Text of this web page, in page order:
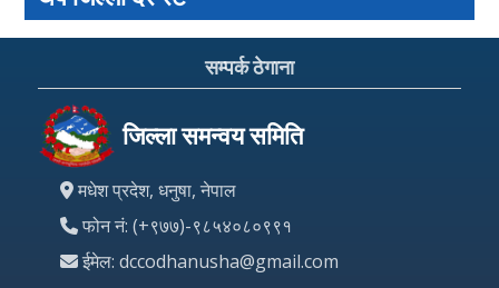
सम्पर्क ठेगाना
जिल्ला समन्वय समिति
मधेश प्रदेश, धनुषा, नेपाल
फोन नं: (+९७७)-९८५४०८०९९१
ईमेल: dccodhanusha@gmail.com